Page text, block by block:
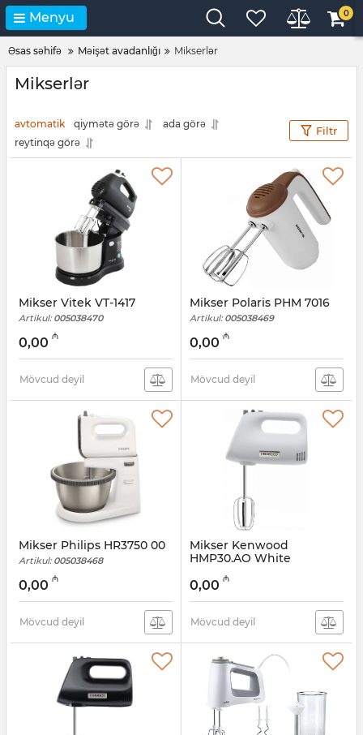
Menyu 0
Əsas səhifə Məişət avadanlığı Mikserlər
Mikserlər
avtomatik qiymətə görə
ada görə
reytinqə görə
Filtr
Mikser Vitek VT-1417
Artikul: 005038470
0,00 ₼
Mövcud deyil
Mikser Polaris PHM 7016
Artikul: 005038469
0,00 ₼
Mövcud deyil
Mikser Philips HR3750 00
Artikul: 005038468
0,00 ₼
Mövcud deyil
Mikser Kenwood
HMP30.AO White
005038467
0,00 ₼
Mövcud deyil